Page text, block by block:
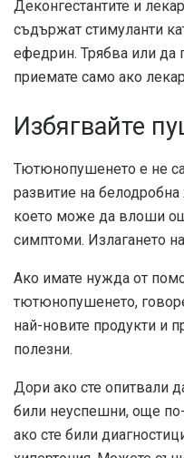
Деконгестантите и
съдържат стимуланти
ефедрин. Трябва или да
приемате само ако
Избягвайте
Тютюнопушенето е не
развитие на
което може да влоши
симптоми. Излагането
Ако имате нужда от
тютюнопушенето,
най-новите продукти и
полезни.
Дори ако сте опитвали
били неуспешни, още
ако сте били